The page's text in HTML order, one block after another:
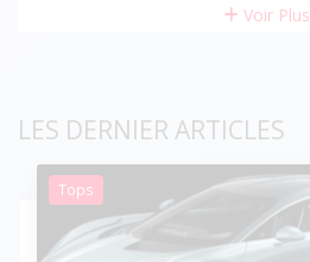
Voir Plus
LES DERNIER ARTICLES
Tops